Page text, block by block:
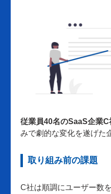
従業員40名のSaaS企業C
みで劇的な変化を遂げた
取り組み前の課題
C社は順調にユーザー数